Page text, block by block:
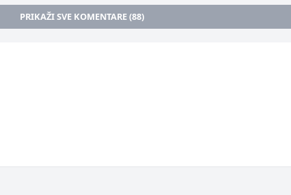
PRIKAŽI SVE KOMENTARE (88)